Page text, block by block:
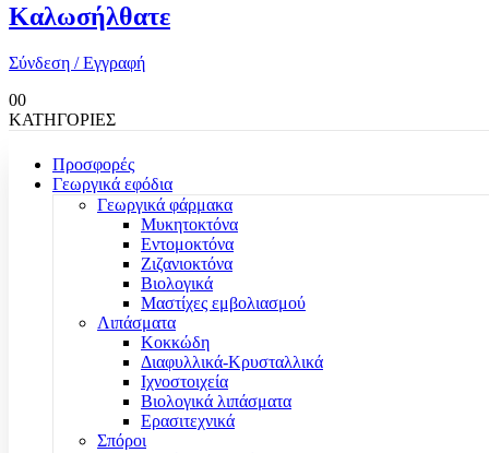
Καλωσήλθατε
Σύνδεση / Εγγραφή
00
ΚΑΤΗΓΟΡΙΕΣ
Προσφορές
Γεωργικά εφόδια
Γεωργικά φάρμακα
Μυκητοκτόνα
Εντομοκτόνα
Ζιζανιοκτόνα
Βιολογικά
Μαστίχες εμβολιασμού
Λιπάσματα
Κοκκώδη
Διαφυλλικά-Κρυσταλλικά
Ιχνοστοιχεία
Βιολογικά λιπάσματα
Ερασιτεχνικά
Σπόροι